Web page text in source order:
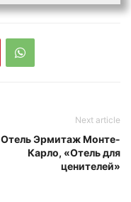
Next article
Отель Эрмитаж Монте-
Карло, «Отель для
ценителей»